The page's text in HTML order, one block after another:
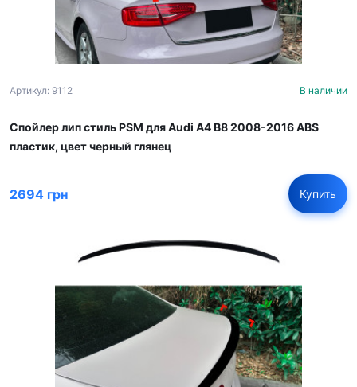
Артикул: 9112 В наличии
Спойлер лип стиль PSM для Audi A4 B8 2008-2016 ABS
пластик, цвет черный глянец
2694 грн Купить